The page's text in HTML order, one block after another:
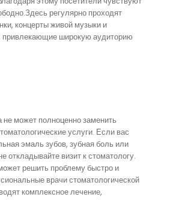
регулярно проходят
концерты живой музыки и
привлекающие широкую аудиторию
может полноценно заменить
услуги. Если вас
эмаль зубов, зубная боль или
откладывайте визит к стоматологу.
решить проблему быстро и
врачи стоматологической
комплексное лечение,